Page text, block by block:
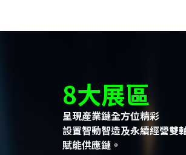
8大展區
呈現產業鏈全方位精彩
設置智動智造及永續經營雙
賦能供應鏈。